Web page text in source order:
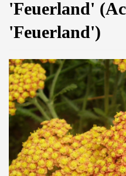
'Feuerland'
'Feuerland')